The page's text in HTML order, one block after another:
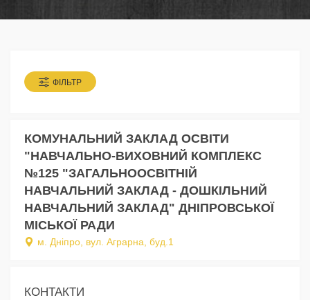
ФІЛЬТР
КОМУНАЛЬНИЙ ЗАКЛАД ОСВІТИ
"НАВЧАЛЬНО-ВИХОВНИЙ КОМПЛЕКС
№125 "ЗАГАЛЬНООСВІТНІЙ
НАВЧАЛЬНИЙ ЗАКЛАД - ДОШКІЛЬНИЙ
НАВЧАЛЬНИЙ ЗАКЛАД" ДНІПРОВСЬКОЇ
МІСЬКОЇ РАДИ
м. Дніпро, вул. Аграрна, буд.1
КОНТАКТИ